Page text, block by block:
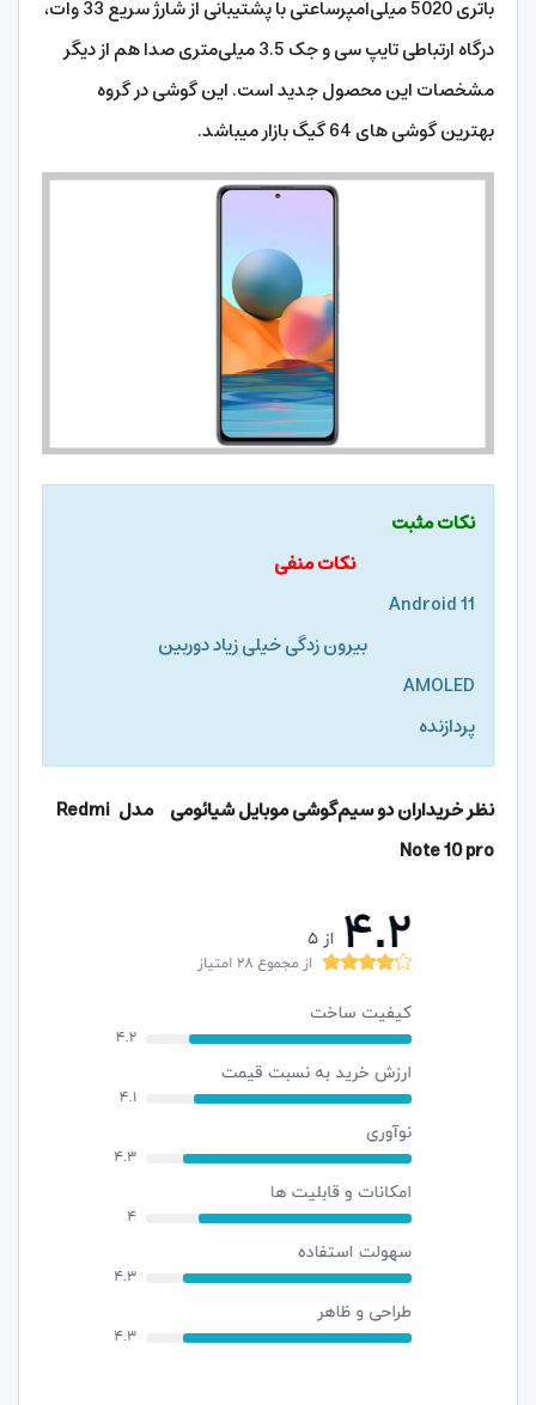
باتری 5020 میلی‌آمپرساعتی با پشتیبانی از شارژ سریع 33 وات،
درگاه ارتباطی تایپ سی و جک 3.5 میلی‌متری صدا هم از دیگر
مشخصات این محصول جدید است. این گوشی در گروه
بهترین گوشی های 64 گیگ بازار میباشد.
نکات مثبت
نکات منفی
بیرون زدگی خیلی زیاد دوربین
AMOLED
پردازنده
نظر خریداران دو سیم‌گوشی موبایل شیائومی مدل Redmi
Note 10 pro